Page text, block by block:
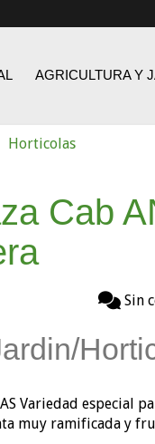
AGRICULTURA Y
Horticolas
Cab
Sin
Variedad especial
muy ramificada y